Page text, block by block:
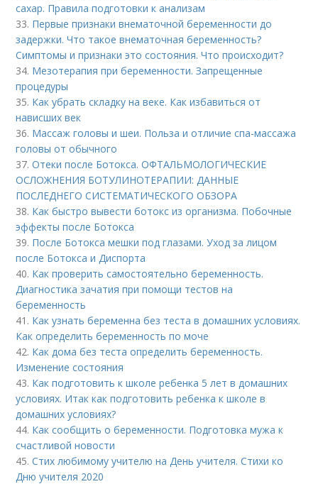
сахар. Правила подготовки к анализам
33. Первые признаки внематочной беременности до
задержки. Что такое внематочная беременность?
Симптомы и признаки это состояния. Что происходит?
34. Мезотерапия при беременности. Запрещенные
процедуры
35. Как убрать складку на веке. Как избавиться от
нависших век
36. Массаж головы и шеи. Польза и отличие спа-массажа
головы от обычного
37.Отеки после Ботокса. ОФТАЛЬМОЛОГИЧЕСКИЕ
ОСЛОЖНЕНИЯ БОТУЛИНОТЕРАПИИ: ДАННЫЕ
ПОСЛЕДНЕГО СИСТЕМАТИЧЕСКОГО ОБЗОРА
38. Как быстро вывести ботокс из организма. Побочные
эффекты после Ботокса
39. После Ботокса мешки под глазами. Уход за лицом
после Ботокса и Диспорта
40. Как проверить самостоятельно беременность.
Диагностика зачатия при помощи тестов на
беременность
41. Как узнать беременна без теста в домашних условиях.
Как определить беременность по моче
42. Как дома без теста определить беременность.
Изменение состояния
43. Как подготовить к школе ребенка 5 лет в домашних
условиях. Итак как подготовить ребенка к школе в
домашних условиях?
44. Как сообщить о беременности. Подготовка мужа к
счастливой новости
45.Стих любимому учителю на День учителя. Стихи ко
Дню учителя 2020